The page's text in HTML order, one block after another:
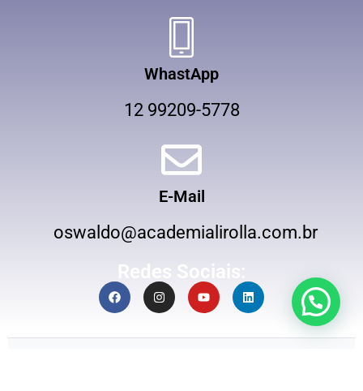
WhastApp
12 99209-5778
E-Mail
oswaldo@academialirolla.com.br
Redes Sociais: